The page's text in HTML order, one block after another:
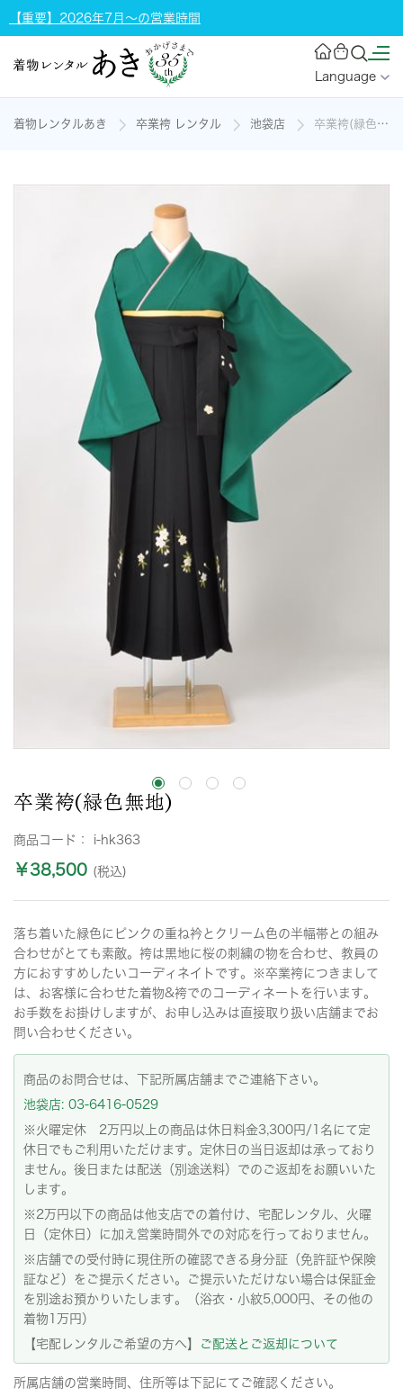
【重要】2026年7月～の営業時間
Language
着物レンタルあき 卒業袴 レンタル 池袋店 卒業袴(緑色無地)の着物レンタル
卒業袴(緑色無地)
商品コード： i-hk363
￥38,500 (税込)
落ち着いた緑色にピンクの重ね衿とクリーム色の半幅帯との組み
合わせがとても素敵。袴は黒地に桜の刺繍の物を合わせ、教員の
方におすすめしたいコーディネイトです。※卒業袴につきまして
は、お客様に合わせた着物&袴でのコーディネートを行います。
お手数をお掛けしますが、お申し込みは直接取り扱い店舗までお
問い合わせください。
商品のお問合せは、下記所属店舗までご連絡下さい。
池袋店: 03-6416-0529
※火曜定休 2万円以上の商品は休日料金3,300円/1名にて定
休日でもご利用いただけます。定休日の当日返却は承っており
ません。後日または配送（別途送料）でのご返却をお願いいた
します。
※2万円以下の商品は他支店での着付け、宅配レンタル、火曜
日（定休日）に加え営業時間外での対応を行っておりません。
※店舗での受付時に現住所の確認できる身分証（免許証や保険
証など）をご提示ください。ご提示いただけない場合は保証金
を別途お預かりいたします。（浴衣・小紋5,000円、その他の
着物1万円）
【宅配レンタルご希望の方へ】
ご配送とご返却について
所属店舗の営業時間、住所等は下記にてご確認ください。